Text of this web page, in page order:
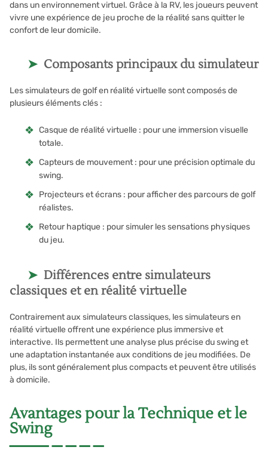
dans un environnement virtuel. Grâce à la RV, les joueurs peuvent
vivre une expérience de jeu proche de la réalité sans quitter le
confort de leur domicile.
Composants principaux du simulateur
Les simulateurs de golf en réalité virtuelle sont composés de
plusieurs éléments clés :
Casque de réalité virtuelle : pour une immersion visuelle
totale.
Capteurs de mouvement : pour une précision optimale du
swing.
Projecteurs et écrans : pour afficher des parcours de golf
réalistes.
Retour haptique : pour simuler les sensations physiques
du jeu.
Différences entre simulateurs
classiques et en réalité virtuelle
Contrairement aux simulateurs classiques, les simulateurs en
réalité virtuelle offrent une expérience plus immersive et
interactive. Ils permettent une analyse plus précise du swing et
une adaptation instantanée aux conditions de jeu modifiées. De
plus, ils sont généralement plus compacts et peuvent être utilisés
à domicile.
Avantages pour la Technique et le
Swing